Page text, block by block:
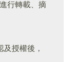
行轉載、摘
及授權後，